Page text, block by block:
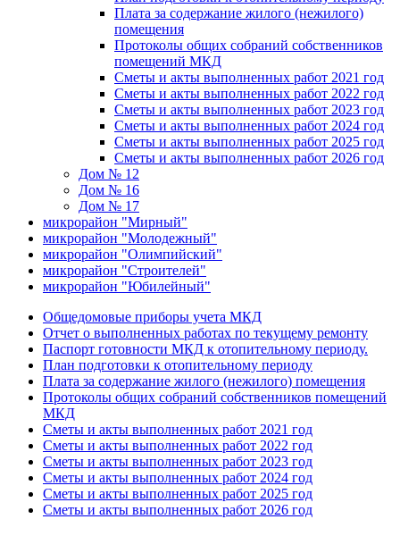
Плата за содержание жилого (нежилого)
помещения
Протоколы общих собраний собственников
помещений МКД
Сметы и акты выполненных работ 2021 год
Сметы и акты выполненных работ 2022 год
Сметы и акты выполненных работ 2023 год
Сметы и акты выполненных работ 2024 год
Сметы и акты выполненных работ 2025 год
Сметы и акты выполненных работ 2026 год
Дом № 12
Дом № 16
Дом № 17
микрорайон "Мирный"
микрорайон "Молодежный"
микрорайон "Олимпийский"
микрорайон "Строителей"
микрорайон "Юбилейный"
Общедомовые приборы учета МКД
Отчет о выполненных работах по текущему ремонту
Паспорт готовности МКД к отопительному периоду.
План подготовки к отопительному периоду
Плата за содержание жилого (нежилого) помещения
Протоколы общих собраний собственников помещений
МКД
Сметы и акты выполненных работ 2021 год
Сметы и акты выполненных работ 2022 год
Сметы и акты выполненных работ 2023 год
Сметы и акты выполненных работ 2024 год
Сметы и акты выполненных работ 2025 год
Сметы и акты выполненных работ 2026 год